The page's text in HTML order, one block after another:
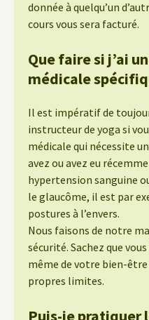
donnée à quelqu’un
cours vous sera facturé.
Que faire si j’ai
médicale
Il est impératif de
instructeur de yoga si
médicale qui nécessite
avez ou avez eu
hypertension sanguine
le glaucôme, il est par
postures à l’envers.
Nous faisons de notre
sécurité. Sachez que
même de votre bien-
propres limites.
Puis-je pratiquer